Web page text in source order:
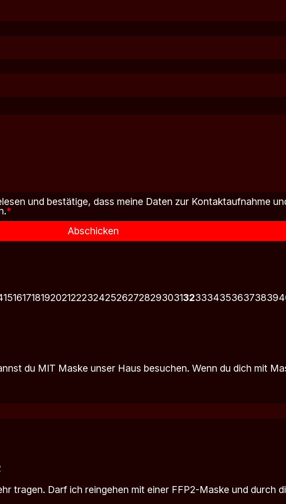
und bestätige, dass meine Daten zur Kontaktaufnahme
*
Abschicken
15161718192021222324252627282930313233343536373839
du MIT Maske unser Haus besuchen. Wenn du dich mit
tragen. Darf ich reingehen mit einer FFP2-Maske und durch